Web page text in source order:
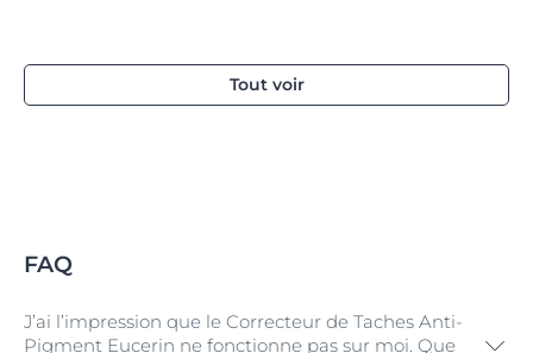
Tout voir
FAQ
J’ai l’impression que le Correcteur de Taches Anti-
Pigment Eucerin ne fonctionne pas sur moi. Que